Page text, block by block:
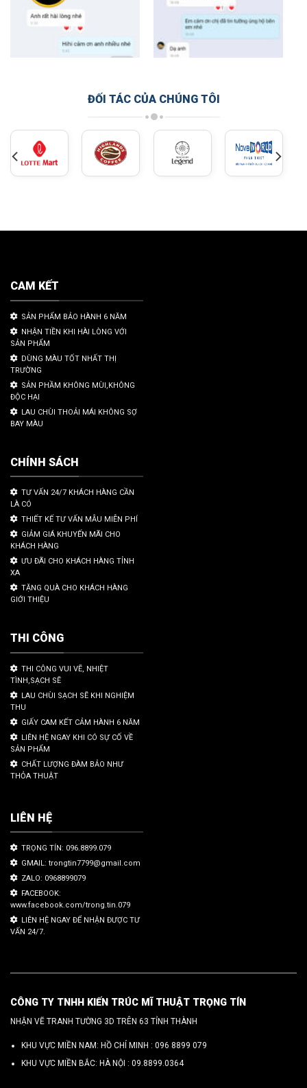
ĐỐI TÁC CỦA CHÚNG TÔI
CAM KẾT
SẢN PHẨM BẢO HÀNH 6 NĂM
NHẬN TIỀN KHI HÀI LÒNG VỚI
SẢN PHẨM
DÙNG MÀU TỐT NHẤT THỊ
TRƯỜNG
SẢN PHẦM KHÔNG MÙI,KHÔNG
ĐỘC HẠI
LAU CHÙI THOẢI MÁI KHÔNG SỢ
BAY MÀU
CHÍNH SÁCH
TƯ VẤN 24/7 KHÁCH HÀNG CẦN
LÀ CÓ
THIẾT KẾ TƯ VẤN MẪU MIỄN PHÍ
GIẢM GIÁ KHUYẾN MÃI CHO
KHÁCH HÀNG
ƯU ĐÃI CHO KHÁCH HÀNG TỈNH
XA
TẶNG QUÀ CHO KHÁCH HÀNG
GIỚI THIỆU
THI CÔNG
THI CÔNG VUI VẼ, NHIỆT
TÌNH,SẠCH SẼ
LAU CHÙI SẠCH SẼ KHI NGHIỆM
THU
GIẤY CAM KẾT CẢM HÀNH 6 NĂM
LIÊN HỆ NGAY KHI CÓ SỰ CỐ VỀ
SẢN PHẨM
CHẤT LƯỢNG ĐÀM BẢO NHƯ
THỎA THUẬT
LIÊN HỆ
TRỌNG TÍN: 096.8899.079
GMAIL: trongtin7799@gmail.com
ZALO: 0968899079
FACEBOOK:
www.facebook.com/trong.tin.079
LIÊN HỆ NGAY ĐỂ NHẬN ĐƯỢC TƯ
VẤN 24/7.
CÔNG TY TNHH KIẾN TRÚC MĨ THUẬT TRỌNG TÍN
NHẬN VẼ TRANH TƯỜNG 3D TRÊN 63 TỈNH THÀNH
KHU VỰC MIỀN NAM: HỒ CHÍ MINH : 096 8899 079
KHU VỰC MIỀN BẮC: HÀ NỘI : 09.8899.0364